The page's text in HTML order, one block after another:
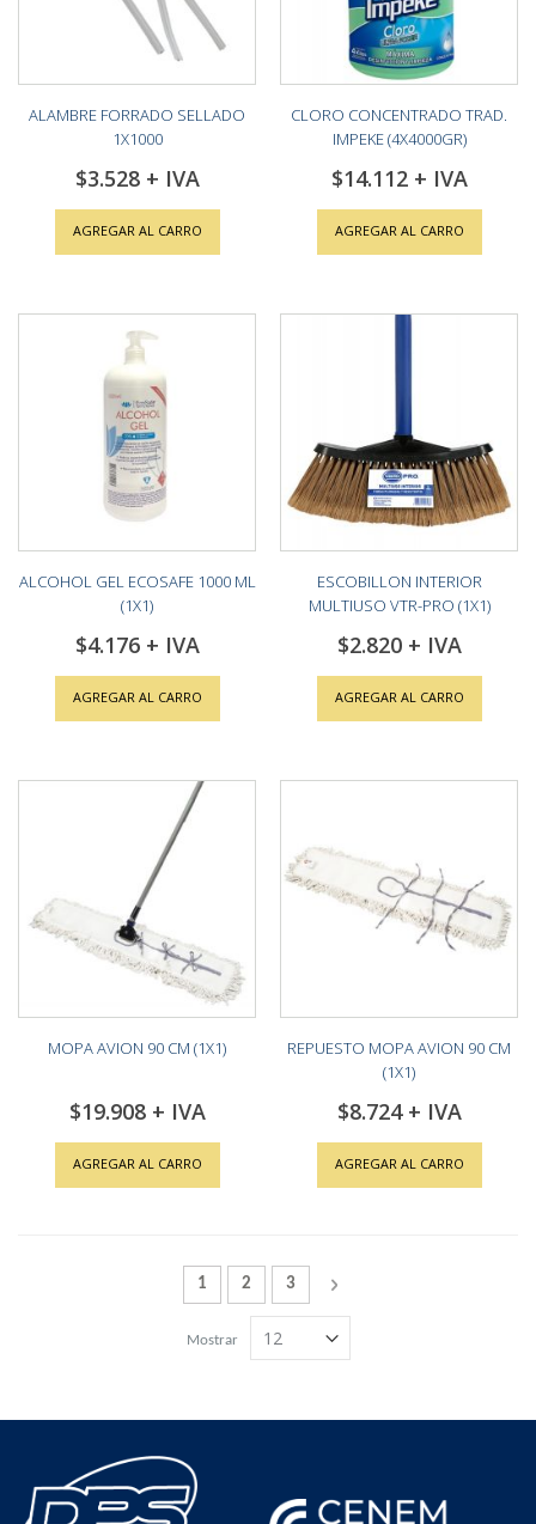
ALAMBRE FORRADO SELLADO
1X1000
$3.528
AGREGAR AL CARRO
CLORO CONCENTRADO TRAD.
IMPEKE (4X4000GR)
$14.112
AGREGAR AL CARRO
ALCOHOL GEL ECOSAFE 1000 ML
(1X1)
$4.176
AGREGAR AL CARRO
ESCOBILLON INTERIOR
MULTIUSO VTR-PRO (1X1)
$2.820
AGREGAR AL CARRO
MOPA AVION 90 CM (1X1)
$19.908
AGREGAR AL CARRO
REPUESTO MOPA AVION 90 CM
(1X1)
$8.724
AGREGAR AL CARRO
Página
Actualmente estás leyendo la página
1 Página
2 Página
3 Página
Siguiente
Mostrar